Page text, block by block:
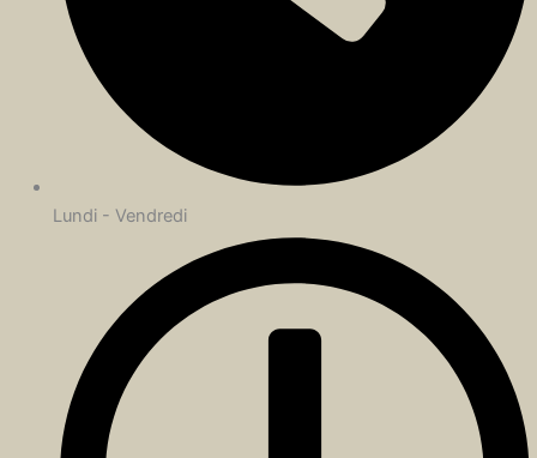
Lundi - Vendredi